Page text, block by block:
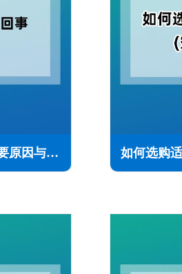
凌格风空压机压力不足怎么回事(主要原因与解决办法)